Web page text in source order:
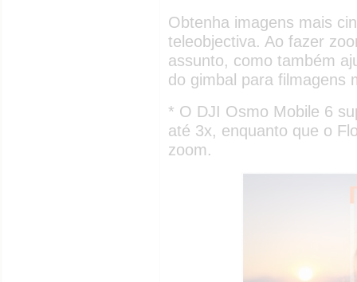
Obtenha imagens mais
teleobjectiva. Ao fazer
assunto, como também
do gimbal para filmagens
* O DJI Osmo Mobile 6
até 3x, enquanto que o
zoom.